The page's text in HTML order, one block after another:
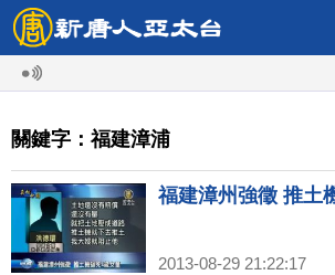
關鍵字：福建漳浦
福建漳州強徵 推土
2013-08-29 21:22:17